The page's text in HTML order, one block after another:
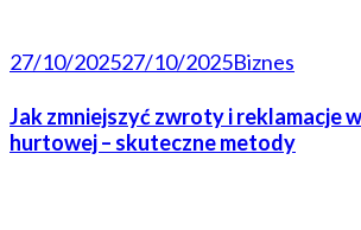
27/10/202527/10/2025Biznes
Jak zmniejszyć zwroty i reklamacje
hurtowej – skuteczne metody